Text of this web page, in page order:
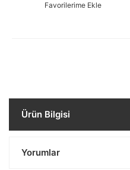
Favorilerime Ekle
Ürün Bilgisi
Yorumlar